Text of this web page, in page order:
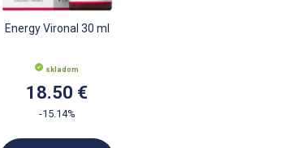
Energy Vironal 30 ml
skladom
18.50 €
-15.14%